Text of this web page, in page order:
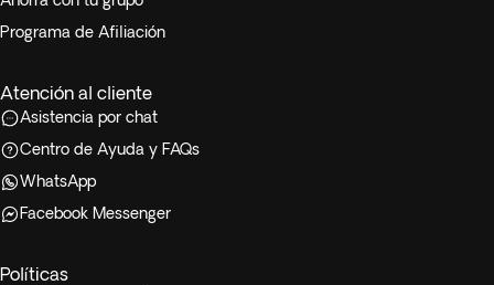
Programa de Afiliación
Atención al cliente
Asistencia por chat
Centro de Ayuda y FAQs
WhatsApp
Facebook Messenger
Políticas